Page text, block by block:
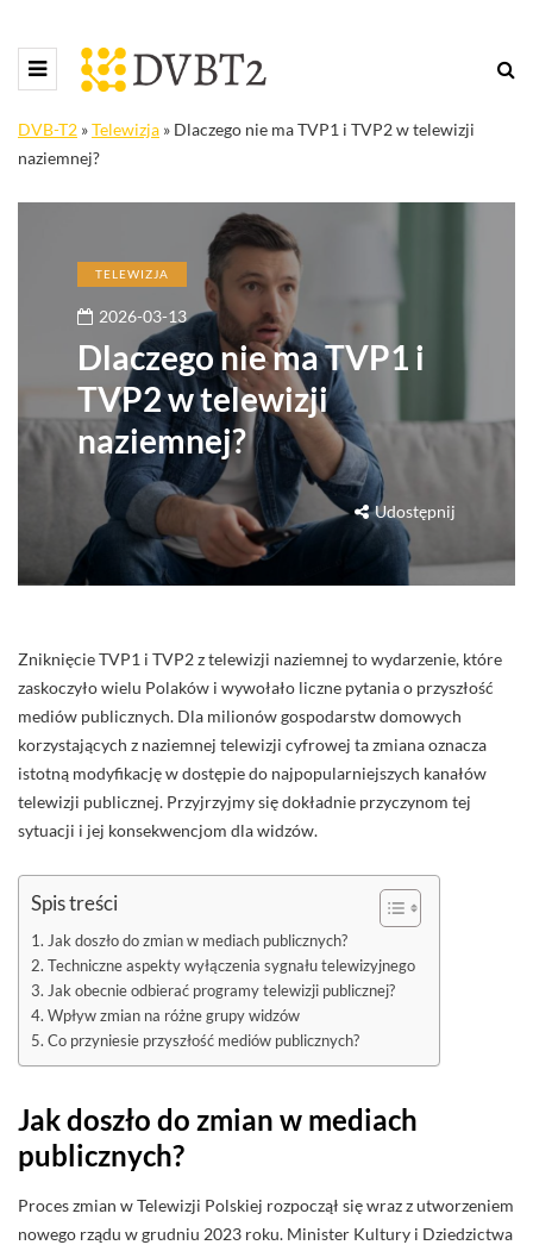
DVB-T2 »Telewizja » Dlaczego nie ma TVP1 i TVP2 w telewizji
naziemnej?
TELEWIZJA
2026-03-13
Dlaczego nie ma TVP1 i
TVP2 w telewizji
naziemnej?
Udostępnij
Zniknięcie TVP1 i TVP2 z telewizji naziemnej to wydarzenie, które
zaskoczyło wielu Polaków i wywołało liczne pytania o przyszłość
mediów publicznych. Dla milionów gospodarstw domowych
korzystających z naziemnej telewizji cyfrowej ta zmiana oznacza
istotną modyfikację w dostępie do najpopularniejszych kanałów
telewizji publicznej. Przyjrzyjmy się dokładnie przyczynom tej
sytuacji i jej konsekwencjom dla widzów.
Spis treści
Jak doszło do zmian w mediach publicznych?
Techniczne aspekty wyłączenia sygnału telewizyjnego
Jak obecnie odbierać programy telewizji publicznej?
Wpływ zmian na różne grupy widzów
Co przyniesie przyszłość mediów publicznych?
Jak doszło do zmian w mediach
publicznych?
Proces zmian w Telewizji Polskiej rozpoczął się wraz z utworzeniem
nowego rządu w grudniu 2023 roku. Minister Kultury i Dziedzictwa